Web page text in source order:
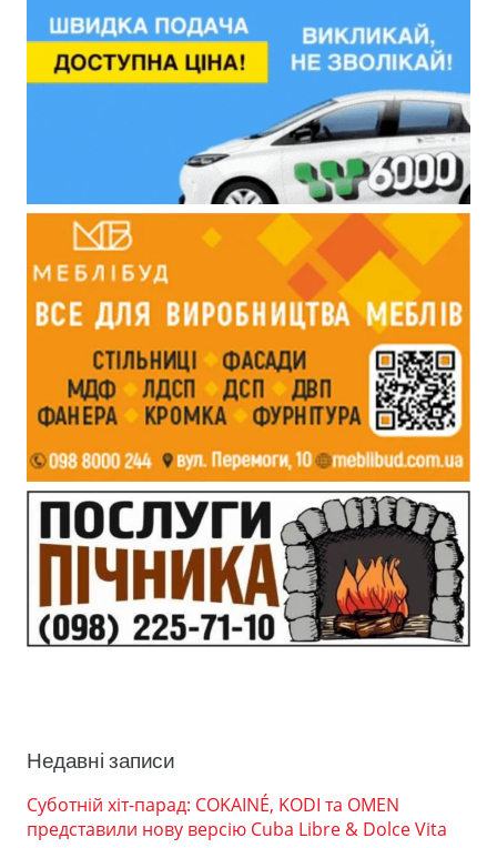
Недавні записи
Суботній хіт-парад: COKAINÉ, KODI та OMEN
представили нову версію Cuba Libre & Dolce Vita